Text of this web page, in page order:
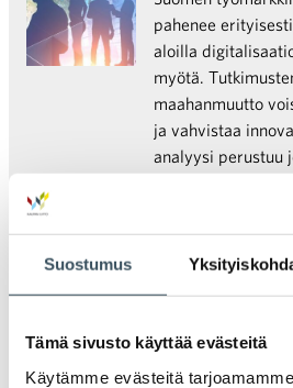
Suostumus
Tämä sivusto käyttää evästeitä
Käytämme evästeitä
pahenee
aloilla
myötä.
maahanmuutto
ja vahvistaa
analyysi perustuu
vahvistaminen, kauppa
tukien piiriin